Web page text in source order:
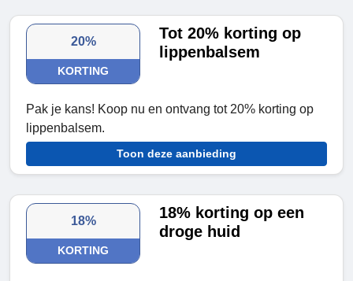
20%
KORTING
Tot 20% korting op
lippenbalsem
Pak je kans! Koop nu en ontvang tot 20% korting op
lippenbalsem.
Toon deze aanbieding
18%
KORTING
18% korting op een
droge huid